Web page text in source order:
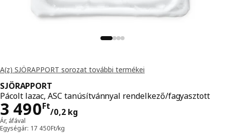
A(z) SJÖRAPPORT sorozat további termékei
SJÖRAPPORT
Pácolt lazac, ASC tanúsítvánnyal rendelkező/fagyasztott
3 490Ft
/0,2 kg
Ár 3490Ft/0,2 kg
Ár, áfával
Egységár: 17 450Ft/kg